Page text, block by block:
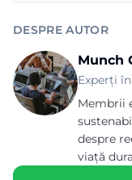
DESPRE AUTOR
Munch
Experți
Membrii
despre
viață